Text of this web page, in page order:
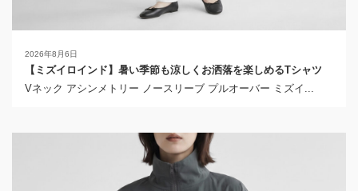
2026年8月6日
【ミズイロインド】暑い季節も涼しくお洒落を楽しめるTシャツ
Vネック アシンメトリー ノースリーブ プルオーバー ミズイ...